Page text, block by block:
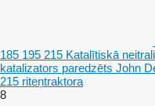
185 195 215 Katalītiskā
katalizators paredzēts John
215 riteņtraktora
8